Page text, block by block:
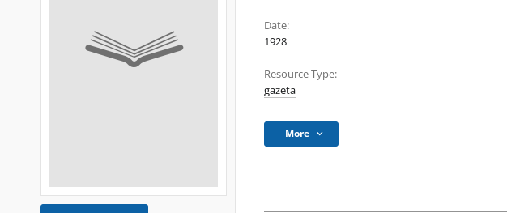
Date:
1928
Resource Type:
gazeta
More